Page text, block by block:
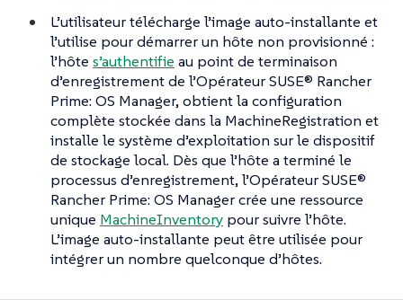
L’utilisateur télécharge l’image auto-installante et
l’utilise pour démarrer un hôte non provisionné :
l’hôte s’authentifie au point de terminaison
d’enregistrementde l’Opérateur SUSE® Rancher
Prime: OS Manager, obtient la configuration
complète stockée dans la MachineRegistration et
installe le système d’exploitation sur le dispositif
de stockage local. Dès que l’hôte a terminé le
processus d’enregistrement, l’Opérateur SUSE®
Rancher Prime: OS Manager crée une ressource
unique MachineInventory pour suivre l’hôte.
L’image auto-installante peut être utilisée pour
intégrer un nombre quelconque d’hôtes.